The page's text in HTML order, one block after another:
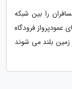
بال با 9 باطری که مسافران را بین شبکه
عمودپرواز فرودگاه
بلند می شوند